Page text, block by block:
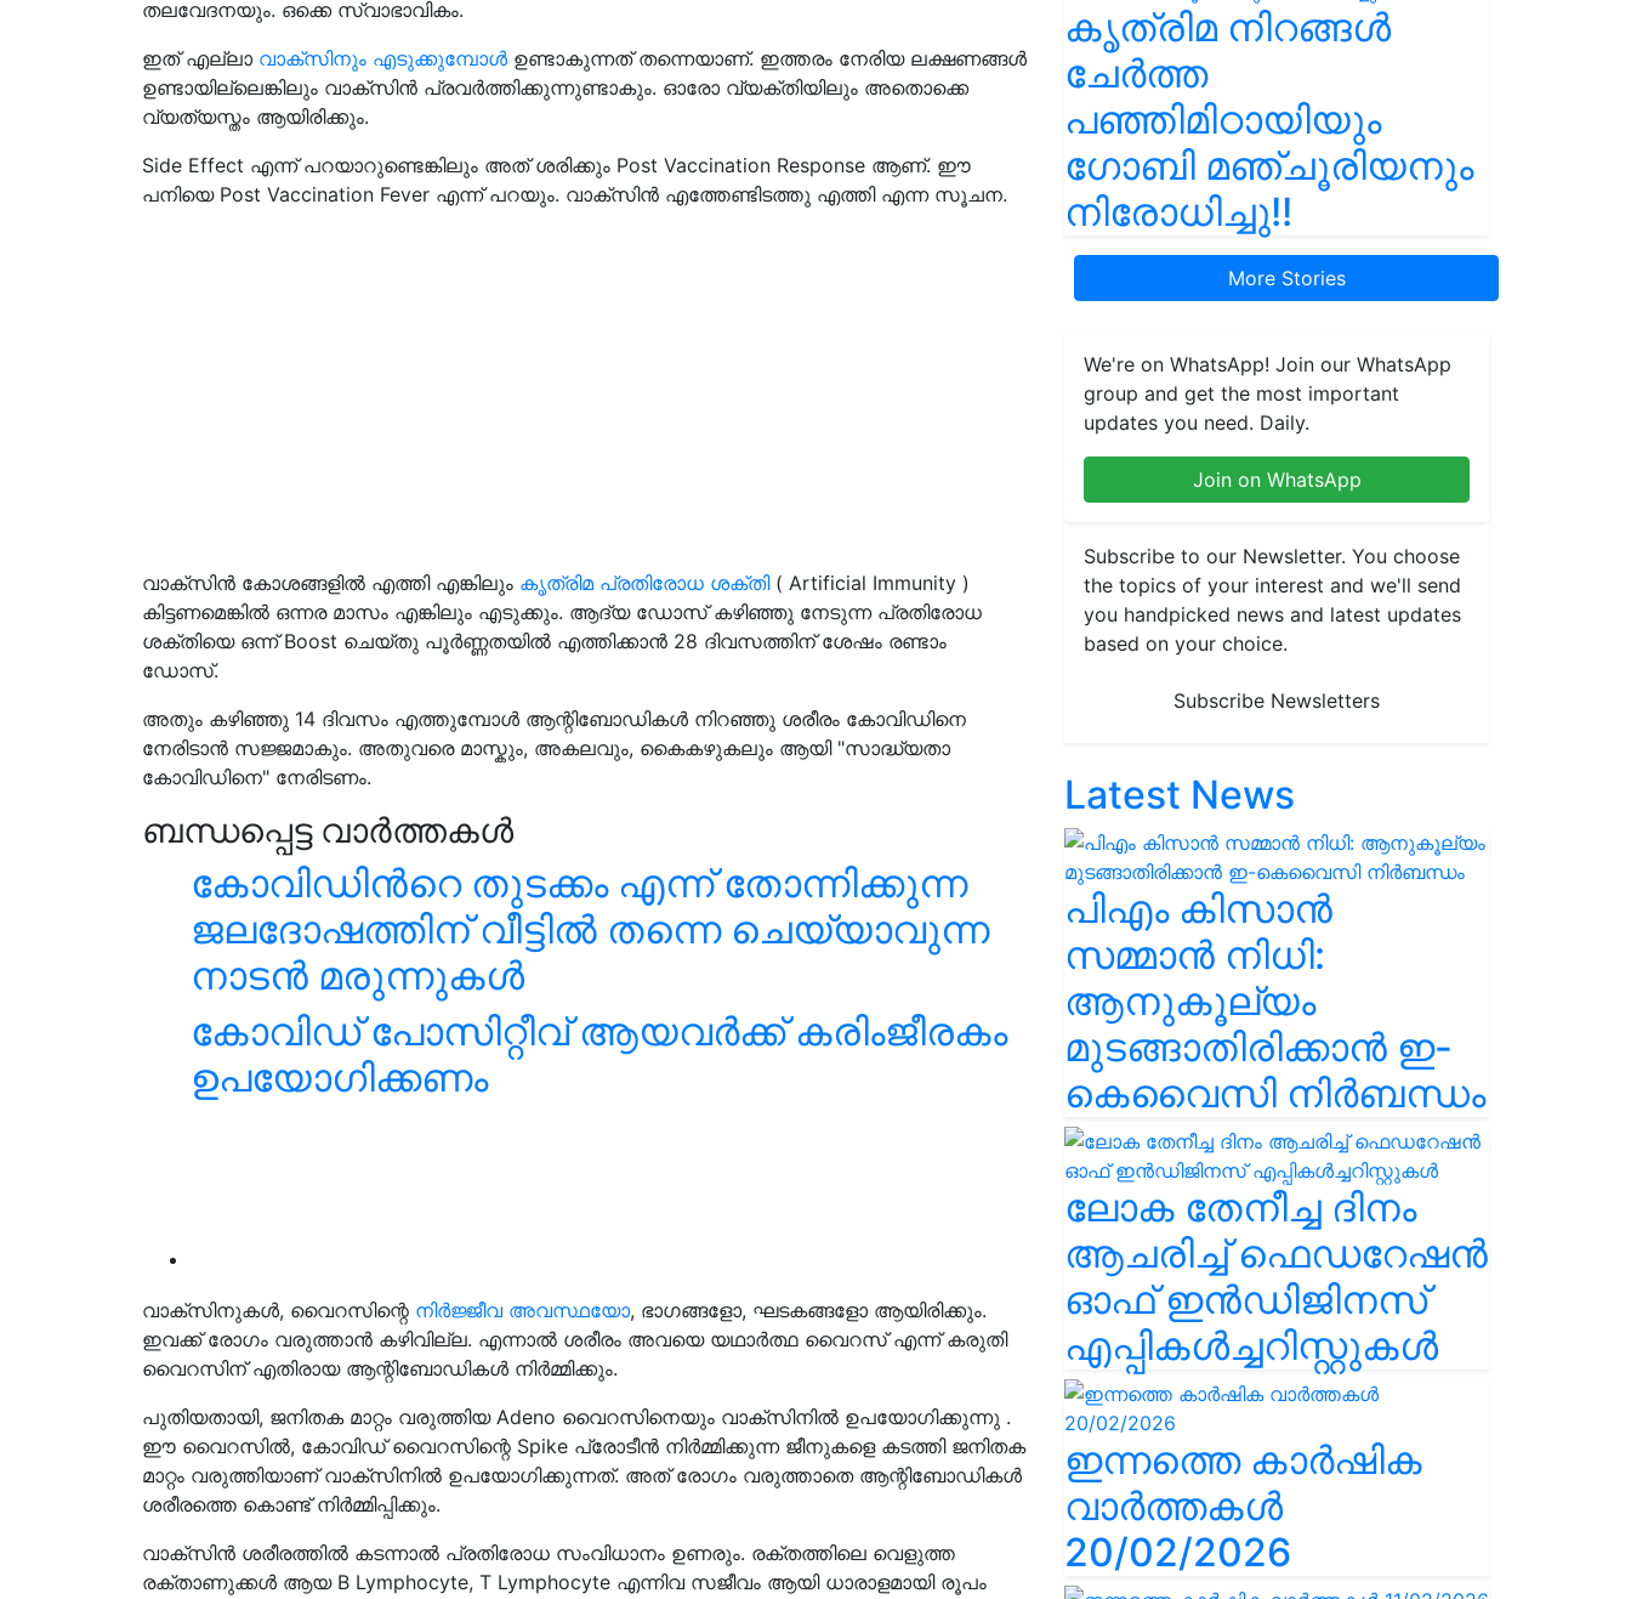
തലവേദനയും. ഒക്കെ സ്വാഭാവികം.
ഇത് എല്ലാ വാക്സിനും എടുക്കുമ്പോൾ ഉണ്ടാകുന്നത് തന്നെയാണ്. ഇത്തരം നേരിയ ലക്ഷണങ്ങൾ
ഉണ്ടായില്ലെങ്കിലും വാക്സിൻ പ്രവർത്തിക്കുന്നുണ്ടാകും. ഓരോ വ്യക്തിയിലും അതൊക്കെ
വ്യത്യസ്തം ആയിരിക്കും.
Side Effect എന്ന് പറയാറുണ്ടെങ്കിലും അത് ശരിക്കും Post Vaccination Response ആണ്‌. ഈ
പനിയെ Post Vaccination Fever എന്ന് പറയും. വാക്സിൻ എത്തേണ്ടിടത്തു എത്തി എന്ന സൂചന.
വാക്സിൻ കോശങ്ങളിൽ എത്തി എങ്കിലും കൃത്രിമ പ്രതിരോധ ശക്തി( Artificial Immunity )
കിട്ടണമെങ്കിൽ ഒന്നര മാസം എങ്കിലും എടുക്കും. ആദ്യ ഡോസ് കഴിഞ്ഞു നേടുന്ന പ്രതിരോധ
ശക്തിയെ ഒന്ന് Boost ചെയ്തു പൂർണ്ണതയിൽ എത്തിക്കാൻ 28 ദിവസത്തിന് ശേഷം രണ്ടാം
ഡോസ്.
അതും കഴിഞ്ഞു 14 ദിവസം എത്തുമ്പോൾ ആന്റിബോഡികൾ നിറഞ്ഞു ശരീരം കോവിഡിനെ
നേരിടാൻ സജ്ജമാകും. അതുവരെ മാസ്കും, അകലവും, കൈകഴുകലും ആയി "സാദ്ധ്യതാ
കോവിഡിനെ" നേരിടണം.
ബന്ധപ്പെട്ട വാർത്തകൾ
കോവിഡിൻറെ തുടക്കം എന്ന് തോന്നിക്കുന്ന
ജലദോഷത്തിന് വീട്ടിൽ തന്നെ ചെയ്യാവുന്ന
നാടൻ മരുന്നുകൾ
കോവിഡ് പോസിറ്റീവ് ആയവർക്ക് കരിംജീരകം
ഉപയോഗിക്കണം
വാക്സിനുകൾ, വൈറസിന്റെ നിർജ്ജീവ അവസ്ഥയോ, ഭാഗങ്ങളോ, ഘടകങ്ങളോ ആയിരിക്കും.
ഇവക്ക് രോഗം വരുത്താൻ കഴിവില്ല. എന്നാൽ ശരീരം അവയെ യഥാർത്ഥ വൈറസ് എന്ന് കരുതി
വൈറസിന് എതിരായ ആന്റിബോഡികൾ നിർമ്മിക്കും.
പുതിയതായി, ജനിതക മാറ്റം വരുത്തിയ Adeno വൈറസിനെയും വാക്സിനിൽ ഉപയോഗിക്കുന്നു .
ഈ വൈറസിൽ, കോവിഡ് വൈറസിന്റെ Spike പ്രോടീൻ നിർമ്മിക്കുന്ന ജീനുകളെ കടത്തി ജനിതക
മാറ്റം വരുത്തിയാണ് വാക്സിനിൽ ഉപയോഗിക്കുന്നത്. അത് രോഗം വരുത്താതെ ആന്റിബോഡികൾ
ശരീരത്തെ കൊണ്ട് നിർമ്മിപ്പിക്കും.
വാക്സിൻ ശരീരത്തിൽ കടന്നാൽ പ്രതിരോധ സംവിധാനം ഉണരും. രക്തത്തിലെ വെളുത്ത
രക്താണുക്കൾ ആയ B Lymphocyte, T Lymphocyte എന്നിവ സജീവം ആയി ധാരാളമായി രൂപം
കൃത്രിമ നിറങ്ങൾ
ചേർത്ത
പഞ്ഞിമിഠായിയും
ഗോബി മഞ്ചൂരിയനും
നിരോധിച്ചു!!
More Stories
We're on WhatsApp! Join our WhatsApp
group and get the most important
updates you need. Daily.
Join on WhatsApp
Subscribe to our Newsletter. You choose
the topics of your interest and we'll send
you handpicked news and latest updates
based on your choice.
Subscribe Newsletters
Latest News
പിഎം കിസാൻ
സമ്മാൻ നിധി:
ആനുകൂല്യം
മുടങ്ങാതിരിക്കാൻ ഇ-
കെവൈസി നിർബന്ധം
ലോക തേനീച്ച ദിനം
ആചരിച്ച് ഫെഡറേഷൻ
ഓഫ് ഇൻഡിജിനസ്
എപ്പികൾച്ചറിസ്റ്റുകൾ
ഇന്നത്തെ കാർഷിക
വാർത്തകൾ
20/02/2026